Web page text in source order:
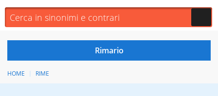
HOME RIME